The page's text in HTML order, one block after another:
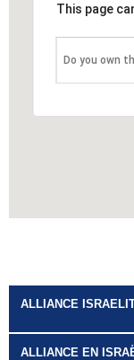
This page
Do you own
ALLIANCE
ALLIANCE EN